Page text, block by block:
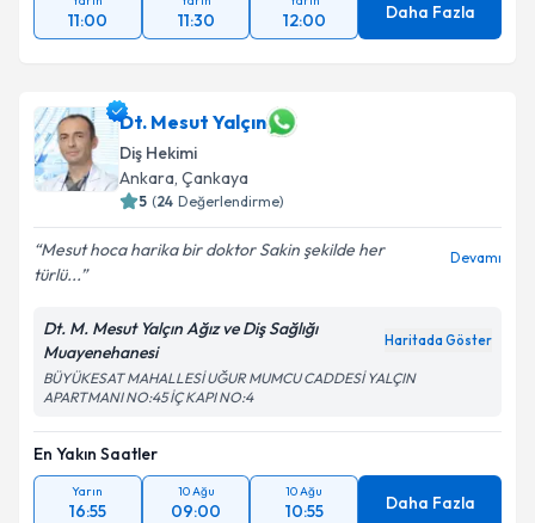
11:00 11:30 12:00 Daha Fazla
Dt. Mesut Yalçın
Diş Hekimi
Ankara, Çankaya
5 (24 Değerlendirme)
Mesut hoca harika bir doktor Sakin şekilde her
türlü...
Devamı
Dt. M. Mesut Yalçın Ağız ve Diş Sağlığı
Muayenehanesi
Haritada Göster
BÜYÜKESAT MAHALLESİ UĞUR MUMCU CADDESİ YALÇIN
APARTMANI NO:45 İÇ KAPI NO:4
En Yakın Saatler
Yarın
16:55
10 Ağu
09:00
10 Ağu
10:55 Daha Fazla